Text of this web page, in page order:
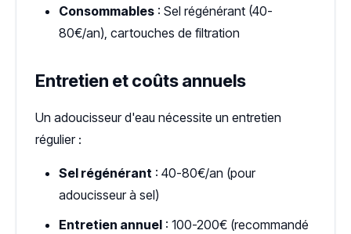
Consommables : Sel régénérant (40-
80€/an), cartouches de filtration
Entretien et coûts annuels
Un adoucisseur d'eau nécessite un entretien
régulier :
Sel régénérant : 40-80€/an (pour
adoucisseur à sel)
Entretien annuel : 100-200€ (recommandé